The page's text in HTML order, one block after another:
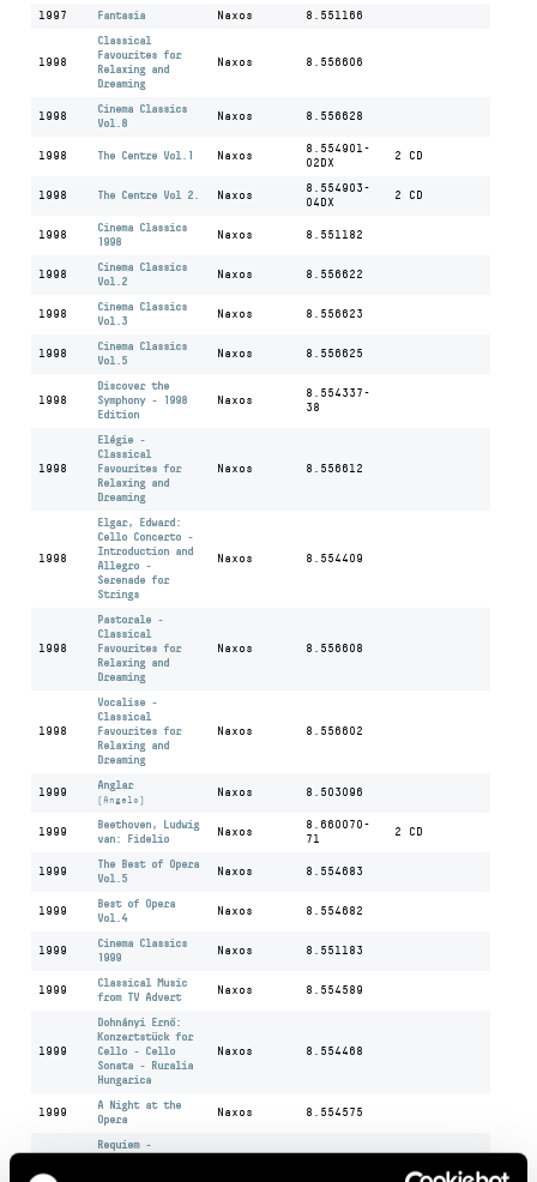
1997 Fantasia Naxos 8.551166
1998
Classical
Favourites for
Relaxing and
Dreaming
Naxos 8.556606
1998
Cinema Classics
Vol.8
Naxos 8.556628
1998 The Centre Vol.1 Naxos
8.554901-
02DX
2 CD
1998 The Centre Vol 2. Naxos
8.554903-
04DX
2 CD
1998
Cinema Classics
1998
Naxos 8.551182
1998
Cinema Classics
Vol.2
Naxos 8.556622
1998
Cinema Classics
Vol.3
Naxos 8.556623
1998
Cinema Classics
Vol.5
Naxos 8.556625
1998
Discover the
Symphony - 1998
Edition
Naxos
8.554337-
38
1998
Elégie -
Classical
Favourites for
Relaxing and
Dreaming
Naxos 8.556612
1998
Elgar, Edward:
Cello Concerto -
Introduction and
Allegro -
Serenade for
Strings
Naxos 8.554409
1998
Pastorale -
Classical
Favourites for
Relaxing and
Dreaming
Naxos 8.556608
1998
Vocalise -
Classical
Favourites for
Relaxing and
Dreaming
Naxos 8.556602
1999
Anglar
(Angels)
Naxos 8.503096
1999
Beethoven, Ludwig
van: Fidelio
Naxos
8.660070-
71
2 CD
1999
The Best of Opera
Vol.5
Naxos 8.554683
1999
Best of Opera
Vol.4
Naxos 8.554682
1999
Cinema Classics
1999
Naxos 8.551183
1999
Classical Music
from TV Advert
Naxos 8.554589
1999
Dohnányi Ernő:
Konzertstück for
Cello - Cello
Sonata - Ruralia
Hungarica
Naxos 8.554468
1999
A Night at the
Opera
Naxos 8.554575
Requiem -